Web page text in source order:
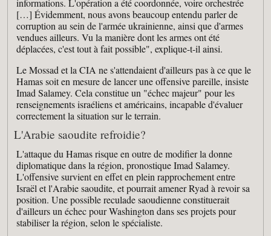
informations. L'opération a été coordonnée, voire orchestrée
[…] Évidemment, nous avons beaucoup entendu parler de
corruption au sein de l'armée ukrainienne, ainsi que d'armes
vendues ailleurs. Vu la manière dont les armes ont été
déplacées, c'est tout à fait possible", explique-t-il ainsi.
Le Mossad et la CIA ne s'attendaient d'ailleurs pas à ce que le
Hamas soit en mesure de lancer une offensive pareille, insiste
Imad Salamey. Cela constitue un "échec majeur" pour les
renseignements israéliens et américains, incapable d'évaluer
correctement la situation sur le terrain.
L'Arabie saoudite refroidie?
L'attaque du Hamas risque en outre de modifier la donne
diplomatique dans la région, pronostique Imad Salamey.
L'offensive survient en effet en plein rapprochement entre
Israël et l'Arabie saoudite, et pourrait amener Ryad à revoir sa
position. Une possible reculade saoudienne constituerait
d'ailleurs un échec pour Washington dans ses projets pour
stabiliser la région, selon le spécialiste.